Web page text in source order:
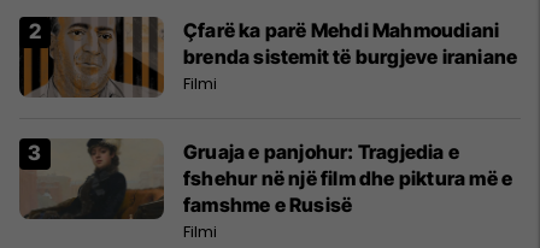
Çfarë ka parë Mehdi Mahmoudiani
brenda sistemit të burgjeve iraniane
Filmi
Gruaja e panjohur: Tragjedia e
fshehur në një film dhe piktura më e
famshme e Rusisë
Filmi